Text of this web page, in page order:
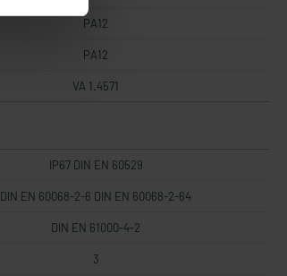
PA12
PA12
VA 1.4571
IP67 DIN EN 60529
DIN EN 60068-2-6 DIN EN 60068-2-64
DIN EN 61000-4-2
3